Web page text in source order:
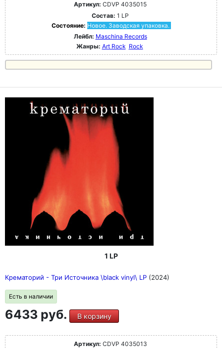
Артикул: CDVP 4035015
Состав: 1 LP
Состояние: Новое. Заводская упаковка.
Лейбл: Maschina Records
Жанры: Art Rock Rock
1 LP
Крематорий - Три Источника \black vinyl\ LP (2024)
Есть в наличии
6433 руб. В корзину
Артикул: CDVP 4035013